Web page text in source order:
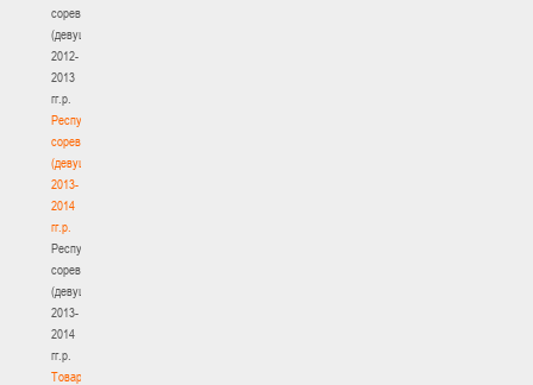
соревнования
(девушки)
2012-
2013
гг.р.
Республиканские
соревнования
(девушки)
2013-
2014
гг.р.
Республиканские
соревнования
(девушки)
2013-
2014
гг.р.
Товарищеские